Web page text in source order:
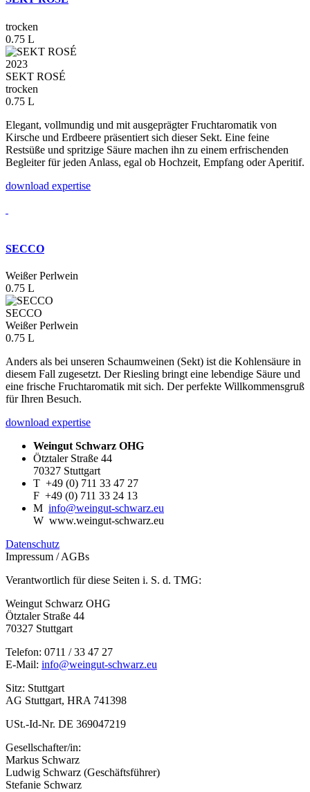
trocken
0.75 L
2023
SEKT ROSÉ
trocken
0.75 L
Elegant, vollmundig und mit ausgeprägter Fruchtaromatik von
Kirsche und Erdbeere präsentiert sich dieser Sekt. Eine feine
Restsüße und spritzige Säure machen ihn zu einem erfrischenden
Begleiter für jeden Anlass, egal ob Hochzeit, Empfang oder Aperitif.
download expertise
SECCO
Weißer Perlwein
0.75 L
SECCO
Weißer Perlwein
0.75 L
Anders als bei unseren Schaumweinen (Sekt) ist die Kohlensäure in
diesem Fall zugesetzt. Der Riesling bringt eine lebendige Säure und
eine frische Fruchtaromatik mit sich. Der perfekte Willkommensgruß
für Ihren Besuch.
download expertise
Weingut Schwarz OHG
Ötztaler Straße 44
70327 Stuttgart
T +49 (0) 711 33 47 27
F +49 (0) 711 33 24 13
M info@weingut-schwarz.eu
W www.weingut-schwarz.eu
Datenschutz
Impressum / AGBs
Verantwortlich für diese Seiten i. S. d. TMG:
Weingut Schwarz OHG
Ötztaler Straße 44
70327 Stuttgart
Telefon: 0711 / 33 47 27
E-Mail: info@weingut-schwarz.eu
Sitz: Stuttgart
AG Stuttgart, HRA 741398
USt.-Id-Nr. DE 369047219
Gesellschafter/in:
Markus Schwarz
Ludwig Schwarz (Geschäftsführer)
Stefanie Schwarz